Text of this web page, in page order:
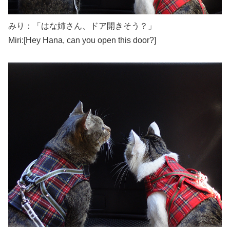
みり：「はな姉さん、ドア開きそう？」
Miri:[Hey Hana, can you open this door?]